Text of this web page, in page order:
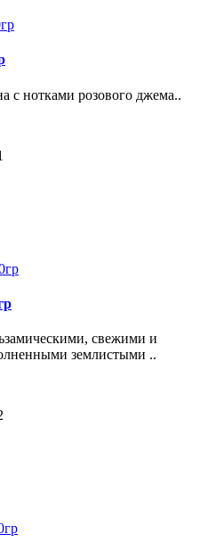
с нотками розового джема..
свежими и
землистыми ..